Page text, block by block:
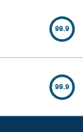
99.9
99.9